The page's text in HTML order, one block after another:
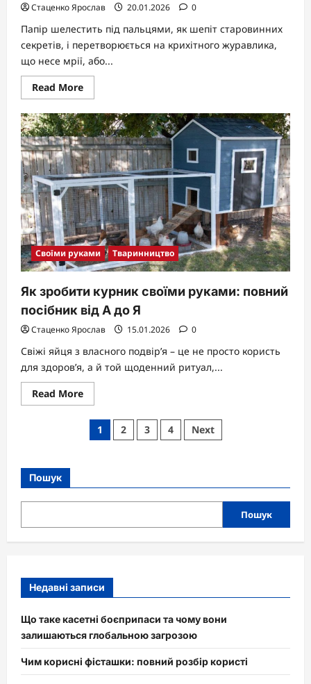
Стаценко Ярослав 20.01.2026 0
Папір шелестить під пальцями, як шепіт старовинних
секретів, і перетворюється на крихітного журавлика,
що несе мрії, або...
Read MoreRead
more
Що
можна
зробити
з
паперу:
креативні
ідеї
для
дому
та
душі
Своїми руками Тваринництво
Як зробити курник своїми руками: повний
посібник від А до Я
Стаценко Ярослав 15.01.2026 0
Свіжі яйця з власного подвір’я – це не просто користь
для здоров’я, а й той щоденний ритуал,...
Read MoreRead
more
Як
зробити
курник
від
А
Пагінація
1 2 3 4 Next
Пошук
Пошук
Недавні записи
Що таке касетні боєприпаси та чому вони
залишаються глобальною загрозою
Чим корисні фісташки: повний розбір користі